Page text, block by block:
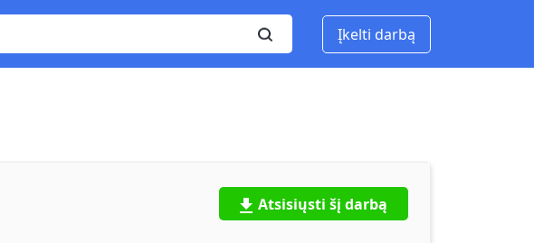
Įkelti darbą
Atsisiųsti šį darbą